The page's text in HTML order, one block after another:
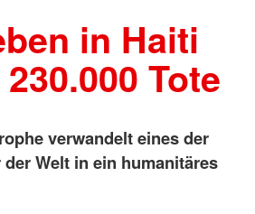
in Haiti
Tote
verwandelt eines der
Welt in ein humanitäres